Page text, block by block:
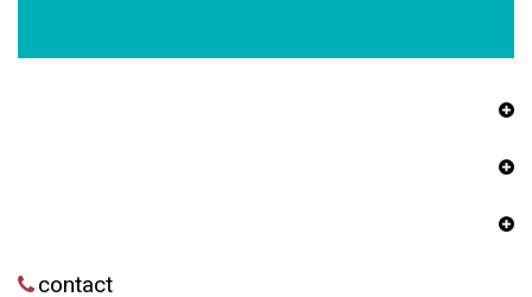
contact